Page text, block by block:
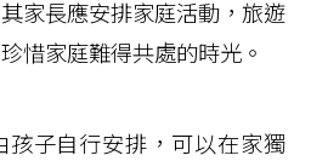
家長應安排家庭活動，旅遊
惜家庭難得共處的時光。
子自行安排，可以在家獨